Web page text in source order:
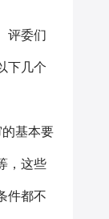
评委们
下几个
基本要
，这些
件都不